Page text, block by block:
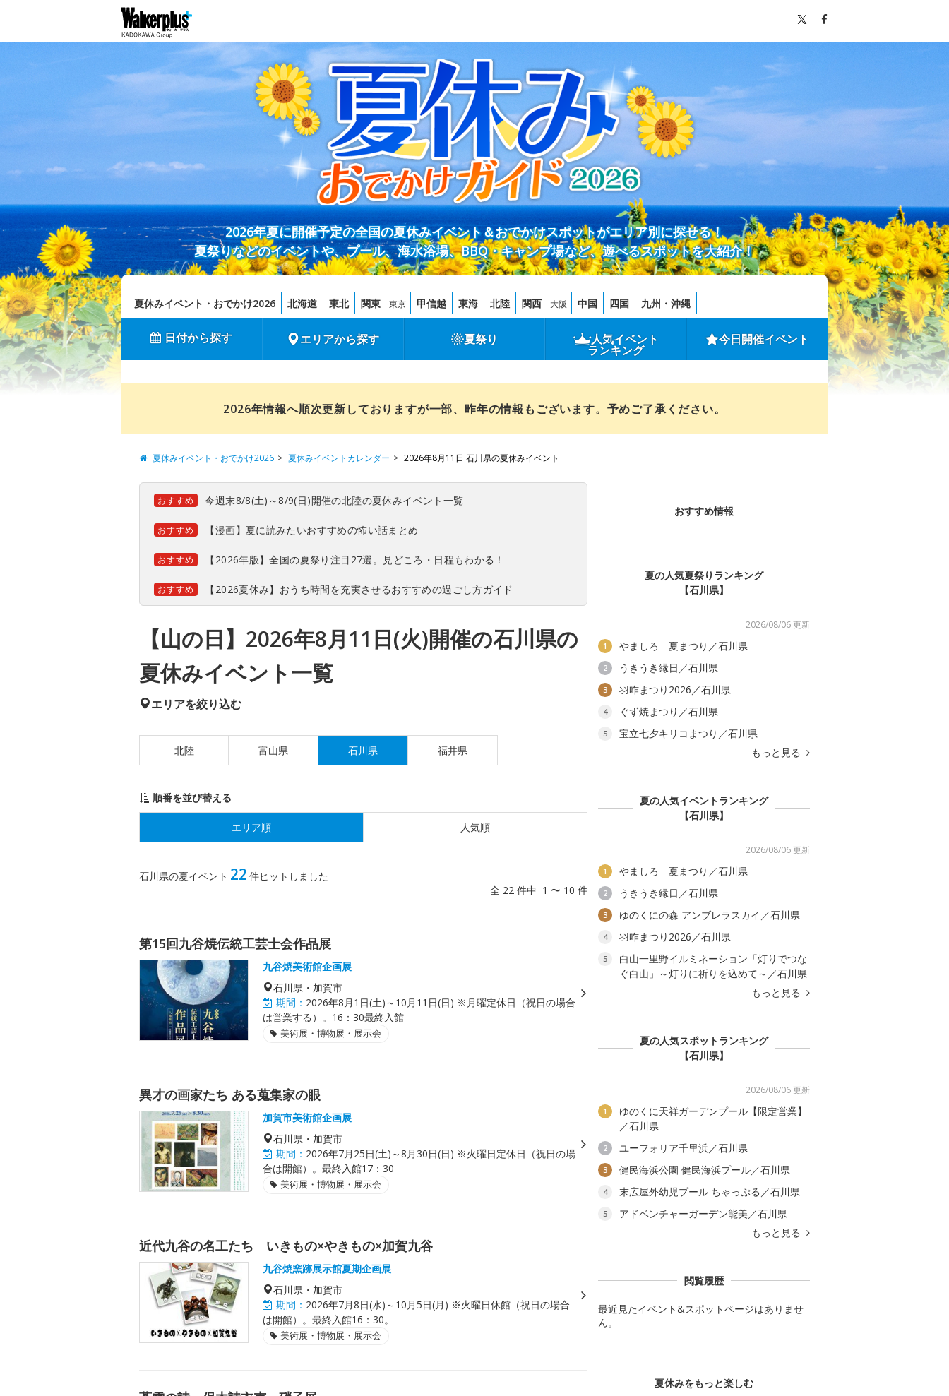
2026年夏に開催予定の全国の夏休みイベント＆おでかけスポットがエリア別に探せる！
夏祭りなどのイベントや、プール、海水浴場、BBQ・キャンプ場など、遊べるスポットを大紹介！
夏休みイベント・おでかけ2026 北海道 東北 関東 東京 甲信越 東海 北陸 関西 大阪 中国 四国 九州・沖縄
日付から探す エリアから探す 夏祭り 人気イベント
ランキング
今日開催イベント
2026年情報へ順次更新しておりますが一部、昨年の情報もございます。予めご了承ください。
夏休みイベント・おでかけ2026 夏休みイベントカレンダー 2026年8月11日 石川県の夏休みイベント
おすすめ 今週末8/8(土)～8/9(日)開催の北陸の夏休みイベント一覧
おすすめ 【漫画】夏に読みたいおすすめの怖い話まとめ
おすすめ 【2026年版】全国の夏祭り注目27選。見どころ・日程もわかる！
おすすめ 【2026夏休み】おうち時間を充実させるおすすめの過ごし方ガイド
【山の日】2026年8月11日(火)開催の石川県の
夏休みイベント一覧
エリアを絞り込む
北陸 富山県 石川県 福井県
順番を並び替える
エリア順 人気順
石川県の夏イベント 22 件ヒットしました
全 22 件中 1 〜 10 件
第15回九谷焼伝統工芸士会作品展
九谷焼美術館企画展
石川県・加賀市
期間： 2026年8月1日(土)～10月11日(日) ※月曜定休日（祝日の場合
は営業する）。16：30最終入館
美術展・博物展・展示会
異才の画家たち ある蒐集家の眼
加賀市美術館企画展
石川県・加賀市
期間： 2026年7月25日(土)～8月30日(日) ※火曜日定休日（祝日の場
合は開館）。最終入館17：30
美術展・博物展・展示会
近代九谷の名工たち いきもの×やきもの×加賀九谷
九谷焼窯跡展示館夏期企画展
石川県・加賀市
期間： 2026年7月8日(水)～10月5日(月) ※火曜日休館（祝日の場合
は開館）。最終入館16：30。
美術展・博物展・展示会
おすすめ情報
夏の人気夏祭りランキング
【石川県】
2026/08/06 更新
1 やましろ 夏まつり／石川県
2 うきうき縁日／石川県
3 羽咋まつり2026／石川県
4 ぐず焼まつり／石川県
5
宝立七夕キリコまつり／石川県
もっと見る
夏の人気イベントランキング
【石川県】
2026/08/06 更新
1 やましろ 夏まつり／石川県
2 うきうき縁日／石川県
3 ゆのくにの森 アンブレラスカイ／石川県
4 羽咋まつり2026／石川県
5
白山一里野イルミネーション「灯りでつな
ぐ白山」～灯りに祈りを込めて～／石川県
もっと見る
夏の人気スポットランキング
【石川県】
2026/08/06 更新
1
ゆのくに天祥ガーデンプール【限定営業】
／石川県
2 ユーフォリア千里浜／石川県
3 健民海浜公園 健民海浜プール／石川県
4 末広屋外幼児プール ちゃっぷる／石川県
5
アドベンチャーガーデン能美／石川県
もっと見る
閲覧履歴
最近見たイベント&スポットページはありませ
ん。
夏休みをもっと楽しむ